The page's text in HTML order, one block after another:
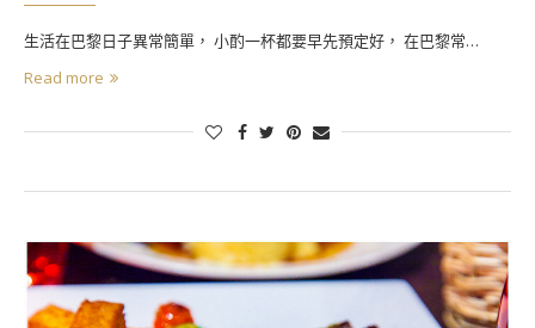
生活在巴黎日子異常簡單， 小酌一杯都要早先預定好， 在巴黎常…
Read more